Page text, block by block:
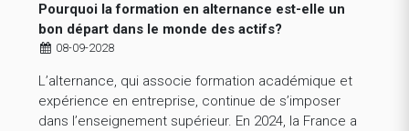
Pourquoi la formation en alternance est-elle un
bon départ dans le monde des actifs?
08-09-2028
L’alternance, qui associe formation académique et
expérience en entreprise, continue de s’imposer
dans l’enseignement supérieur. En 2024, la France a